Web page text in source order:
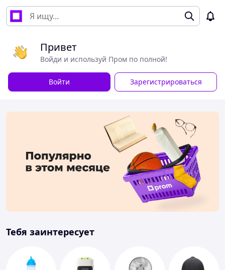
Привет
Войди и используй Пром по полной!
Войти Зарегистрироваться
Тебя заинтересует